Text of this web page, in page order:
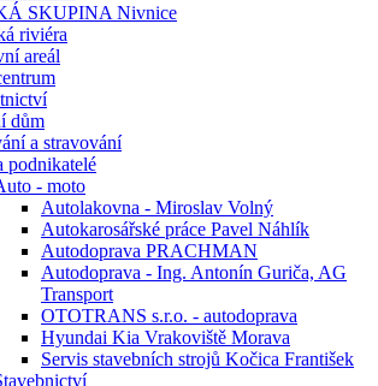
SKUPINA Nivnice
riviéra
areál
dům
a stravování
podnikatelé
- moto
Autolakovna - Miroslav Volný
Autokarosářské práce Pavel Náhlík
Autodoprava PRACHMAN
Autodoprava - Ing. Antonín Guriča, AG
Transport
OTOTRANS s.r.o. - autodoprava
Hyundai Kia Vrakoviště Morava
Servis stavebních strojů Kočica František